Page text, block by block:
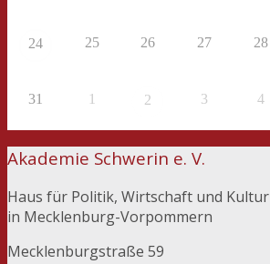
24 25 26 27 28
31 1 2 3 4
Akademie Schwerin e. V.
Haus für Politik, Wirtschaft und Kultur
in Mecklenburg-Vorpommern
Mecklenburgstraße 59